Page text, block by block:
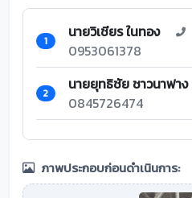
1 นายวิเชียร ในทอง
0953061378
2 นายยุทธิชัย ชาวนาฟาง
0845726474
ภาพประกอบก่อนดำเนินการ: